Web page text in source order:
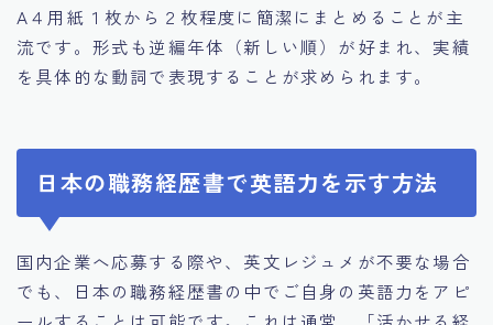
A４用紙１枚から２枚程度に簡潔にまとめることが主
流です。形式も逆編年体（新しい順）が好まれ、実績
を具体的な動詞で表現することが求められます。
日本の職務経歴書で英語力を示す方法
国内企業へ応募する際や、英文レジュメが不要な場合
でも、日本の職務経歴書の中でご自身の英語力をアピ